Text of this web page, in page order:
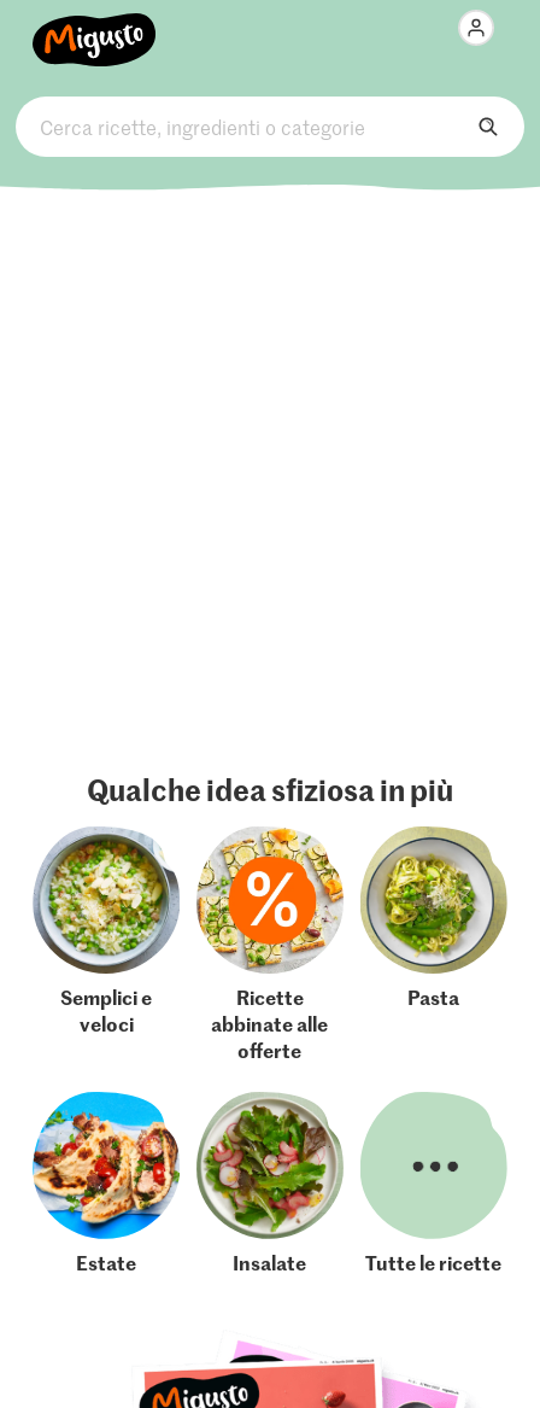
Qualche idea sfiziosa in più
Semplici e
veloci
Ricette
abbinate alle
offerte
Pasta
Estate Insalate Tutte le ricette